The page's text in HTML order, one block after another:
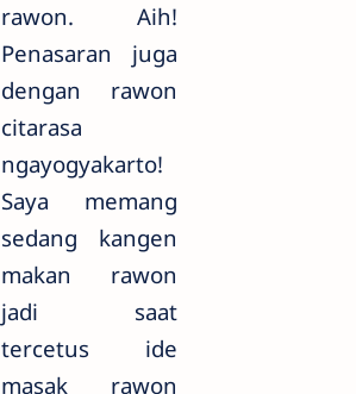
rawon. Aih!
Penasaran juga
dengan rawon
citarasa
ngayogyakarto!
Saya memang
sedang kangen
makan rawon
jadi saat
tercetus ide
masak rawon